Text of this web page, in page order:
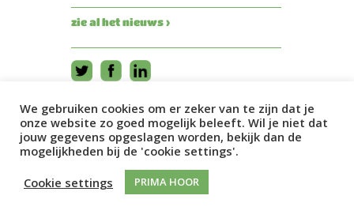
zie al het nieuws ›
We gebruiken cookies om er zeker van te zijn dat je
onze website zo goed mogelijk beleeft. Wil je niet dat
jouw gegevens opgeslagen worden, bekijk dan de
mogelijkheden bij de 'cookie settings'.
Cookie settings
PRIMA HOOR